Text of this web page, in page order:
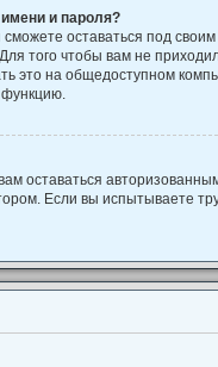
и пароля?
сможете оставаться под
того чтобы вам не
это на общедоступном
функцию.
оставаться
Если вы испытываете